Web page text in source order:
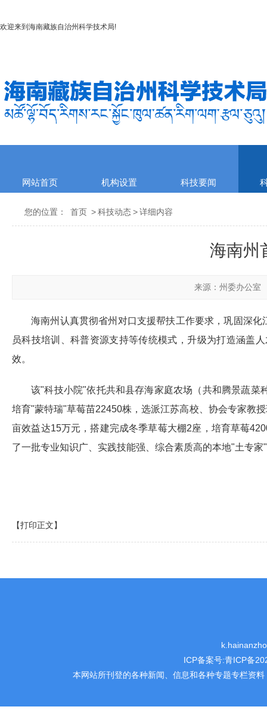
欢迎来到 海南藏族自治州科学技术局!
网站首页 机构设置 科技要闻
您的位置： 首页 >科技动态>详细内容
海南州
来源：州委办公室
海南州认真贯彻省州对口支援帮扶工作要求，巩固深
员科技培训、科普资源支持等传统模式，升级为打造涵盖
效。
该"科技小院"依托共和县存海家庭农场（共和腾景蔬
培育"蒙特瑞"草莓苗22450株，选派江苏高校、协会专家教
亩效益达15万元，搭建完成冬季草莓大棚2座，培育草莓
了一批专业知识广、实践技能强、综合素质高的本地"土专家
【打印正文】
ICP备案号:青ICP备
本网站所刊登的各种新闻、信息和各种专题专栏资